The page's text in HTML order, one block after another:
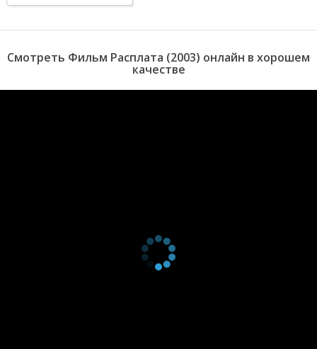
Смотреть Фильм Расплата (2003) онлайн в хорошем
качестве